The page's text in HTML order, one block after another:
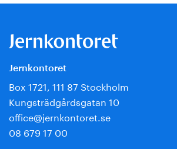
Jernkontoret
Box 1721, 111 87 Stockholm
Kungsträdgårdsgatan 10
office@jernkontoret.se
08 679 17 00